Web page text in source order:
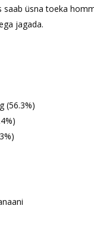
saab üsna toeka
jagada.
(56.3%)